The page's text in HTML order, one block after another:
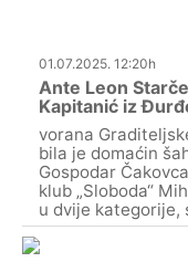
01.07.2025. 12:20h
Ante Leon
Kapitanić iz
vorana
bila je domaćin
Gospodar
klub „Sloboda“
u dvije kategorije,